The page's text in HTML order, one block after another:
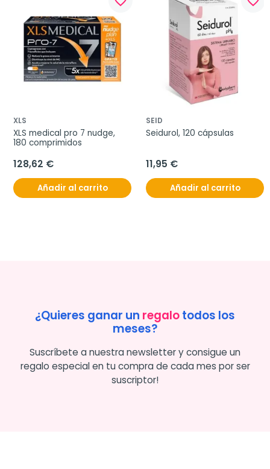
XLS
XLS medical pro 7 nudge,
180 comprimidos
128,62 €
Añadir al carrito
SEID
Seidurol, 120 cápsulas
11,95 €
Añadir al carrito
¿Quieres ganar un regalotodos los
meses?
Suscríbete a nuestra newsletter y consigue un
regalo especial en tu compra de cada mes por ser
suscriptor!